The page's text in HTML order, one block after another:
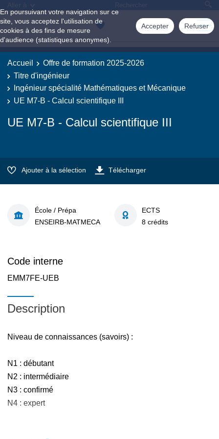
En poursuivant votre navigation sur ce
site, vous acceptez l'utilisation de
cookies à des fins de mesure
d'audience (statistiques anonymes).
Accepter Refuser
Aller à
Accueil
Offre de formation 2025-2026
Titre d'ingénieur
Ingénieur spécialité Mathématiques et Mécanique
UE M7-B - Calcul scientifique III
UE M7-B - Calcul scientifique III
Ajouter à la sélection Télécharger
École / Prépa
ENSEIRB-MATMECA
ECTS
8 crédits
Code interne
EMM7FE-UEB
Description
Niveau de connaissances (savoirs) :
N1 : débutant
N2 : intermédiaire
N3 : confirmé
N4 : expert